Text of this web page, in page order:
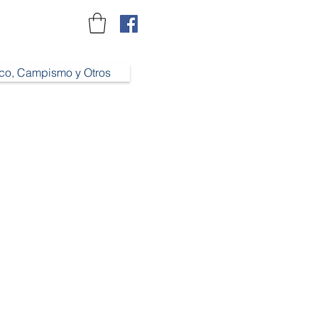
Campismo y Otros